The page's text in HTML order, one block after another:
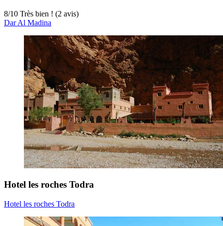
8/10 Très bien ! (2 avis)
Dar Al Madina
Hotel les roches Todra
Hotel les roches Todra